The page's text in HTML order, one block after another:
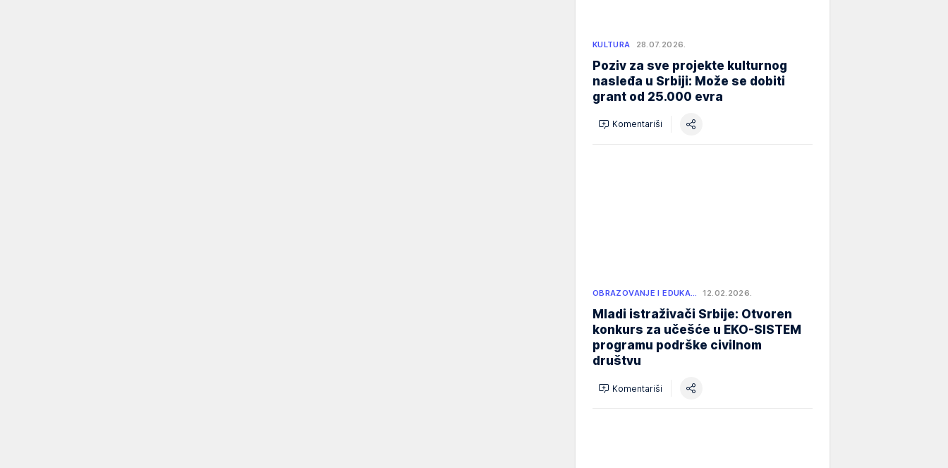
KULTURA 28.07.2026.
Poziv za sve projekte kulturnog
nasleđa u Srbiji: Može se dobiti
grant od 25.000 evra
Komentariši
OBRAZOVANJE I EDUKA… 12.02.2026.
Mladi istraživači Srbije: Otvoren
konkurs za učešće u EKO-SISTEM
programu podrške civilnom
društvu
Komentariši